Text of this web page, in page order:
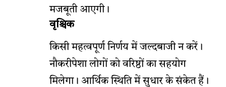
मजबूती आएगी।
वृश्चिक
किसी महत्वपूर्ण निर्णय में जल्दबाजी न करें।
नौकरीपेशा लोगों को वरिष्ठों का सहयोग
मिलेगा। आर्थिक स्थिति में सुधार के संकेत हैं।